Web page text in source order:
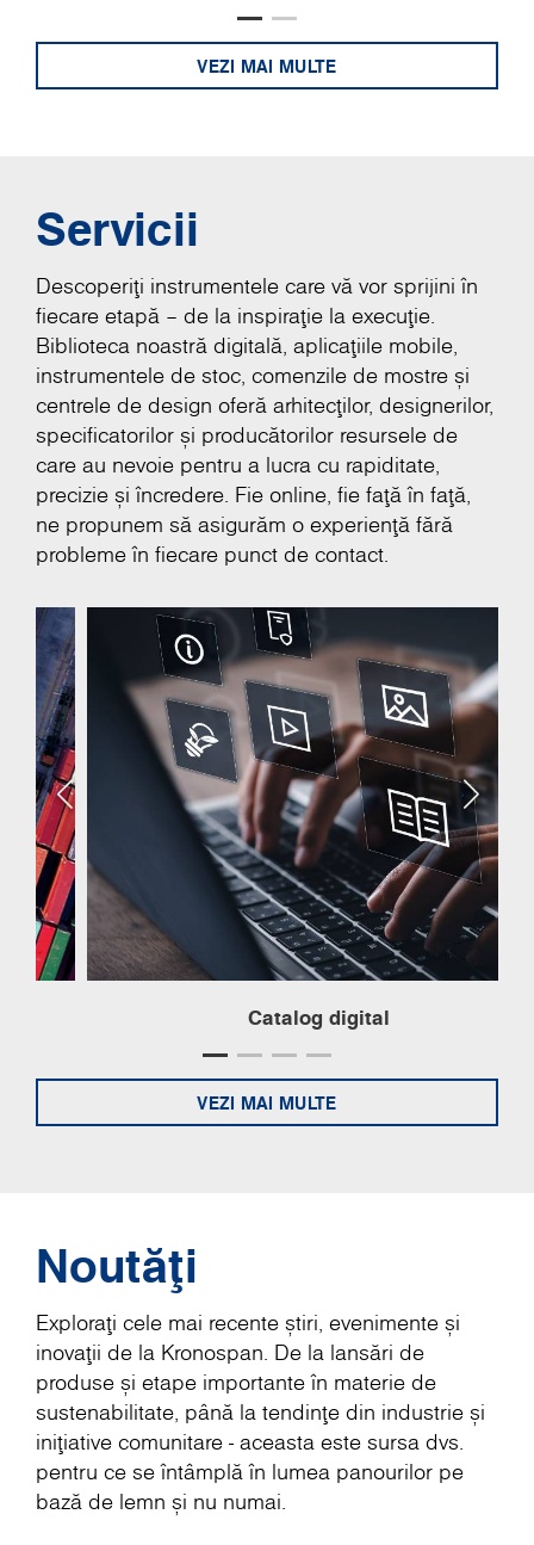
VEZI MAI MULTE
Servicii
Descoperiți instrumentele care vă vor sprijini în
fiecare etapă – de la inspirație la execuție.
Biblioteca noastră digitală, aplicațiile mobile,
instrumentele de stoc, comenzile de mostre și
centrele de design oferă arhitecților, designerilor,
specificatorilor și producătorilor resursele de
care au nevoie pentru a lucra cu rapiditate,
precizie și încredere. Fie online, fie față în față,
ne propunem să asigurăm o experiență fără
probleme în fiecare punct de contact.
Catalog digital
VEZI MAI MULTE
Noutăți
Explorați cele mai recente știri, evenimente și
inovații de la Kronospan. De la lansări de
produse și etape importante în materie de
sustenabilitate, până la tendințe din industrie și
inițiative comunitare - aceasta este sursa dvs.
pentru ce se întâmplă în lumea panourilor pe
bază de lemn și nu numai.